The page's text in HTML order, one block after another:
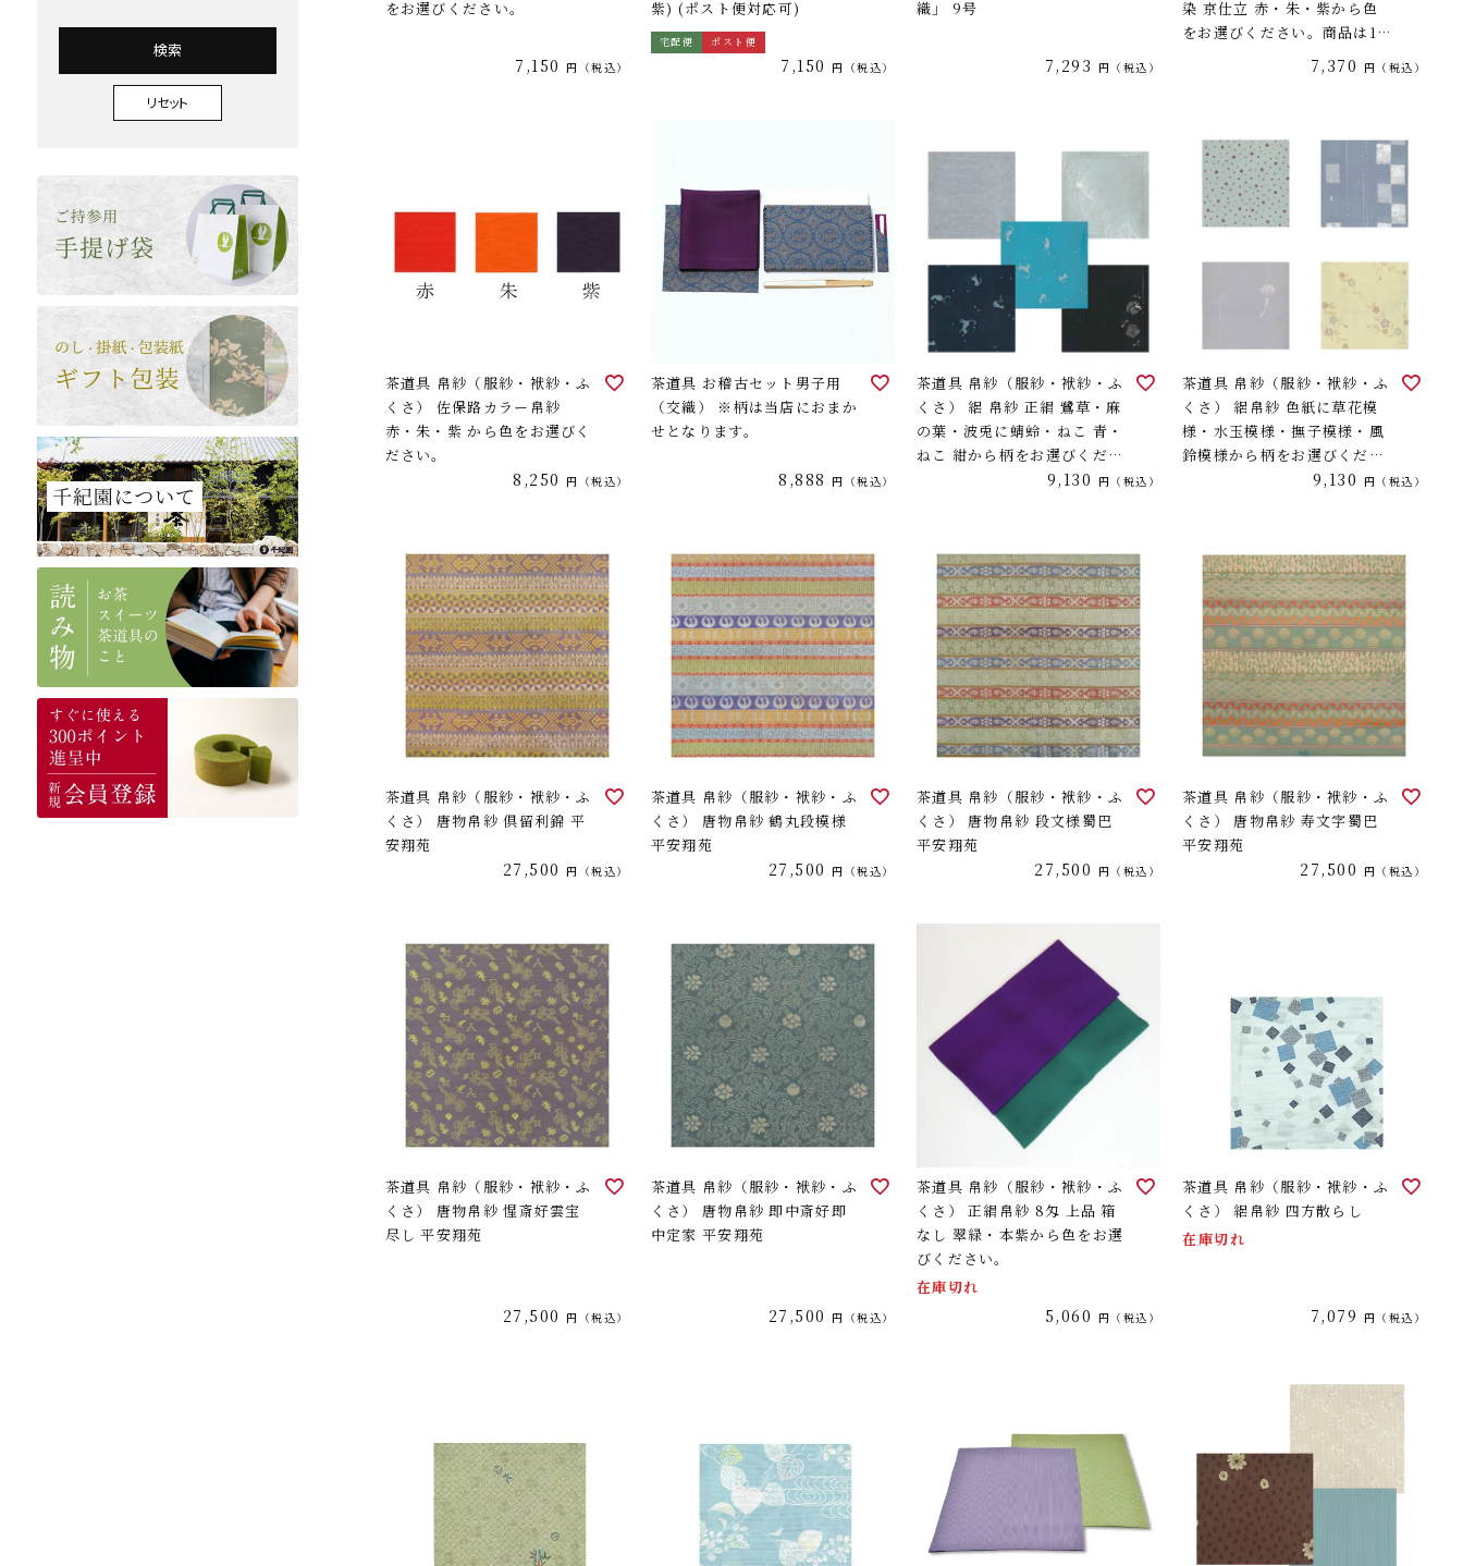
検索
リセット
をお選びください。
7,150 税込
紫) (ポスト便対応可)
宅配便 ポスト便
7,150 税込
織」 9号
7,293 税込
染 京仕立 赤・朱・紫から色
をお選びください。商品は1枚
7,370 税込
茶道具 帛紗（服紗・袱紗・ふ
くさ） 佐保路カラー帛紗
赤・朱・紫 から色をお選びく
ださい。
8,250 税込
茶道具 お稽古セット男子用
（交織） ※柄は当店におまか
せとなります。
8,888 税込
茶道具 帛紗（服紗・袱紗・ふ
くさ） 絽 帛紗 正絹 鷺草・麻
の葉・波兎に蜻蛉・ねこ 青・
ねこ 紺から柄をお選びくださ
9,130 税込
茶道具 帛紗（服紗・袱紗・ふ
くさ） 絽帛紗 色紙に草花模
様・水玉模様・撫子模様・風
鈴模様から柄をお選びくださ
9,130 税込
茶道具 帛紗（服紗・袱紗・ふ
くさ） 唐物帛紗 倶留利錦 平
安翔苑
27,500 税込
茶道具 帛紗（服紗・袱紗・ふ
くさ） 唐物帛紗 鶴丸段模様
平安翔苑
27,500 税込
茶道具 帛紗（服紗・袱紗・ふ
くさ） 唐物帛紗 段文様蜀巴
平安翔苑
27,500 税込
茶道具 帛紗（服紗・袱紗・ふ
くさ） 唐物帛紗 寿文字蜀巴
平安翔苑
27,500 税込
茶道具 帛紗（服紗・袱紗・ふ
くさ） 唐物帛紗 惺斎好雲宝
尽し 平安翔苑
27,500 税込
茶道具 帛紗（服紗・袱紗・ふ
くさ） 唐物帛紗 即中斎好即
中定家 平安翔苑
27,500 税込
茶道具 帛紗（服紗・袱紗・ふ
くさ） 正絹帛紗 8匁 上品 箱
なし 翠緑・本紫から色をお選
びください。
在庫切れ
5,060 税込
茶道具 帛紗（服紗・袱紗・ふ
くさ） 絽帛紗 四方散らし
在庫切れ
7,079 税込